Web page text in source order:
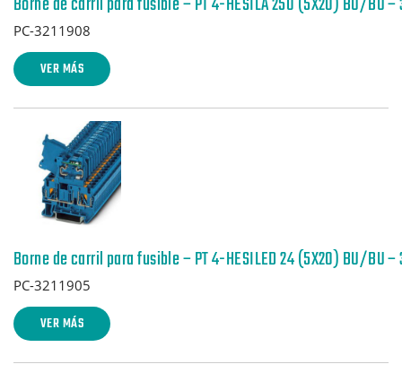
PC-3211908
VER MÁS
Borne de carril para fusible – PT 4-HESILED 24 (5X20) BU/BU –
PC-3211905
VER MÁS